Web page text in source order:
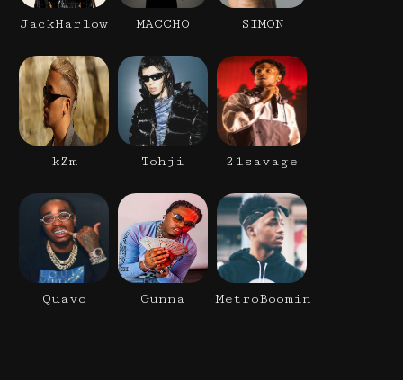
JackHarlow MACCHO SIMON
kZm Tohji 21savage
Quavo Gunna MetroBoomin